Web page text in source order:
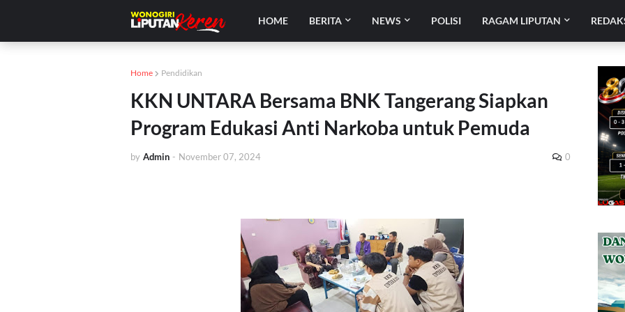
HOME BERITA NEWS POLISI RAGAM LIPUTAN
Home Pendidikan
KKN UNTARA Bersama BNK Tangerang Siapkan
Program Edukasi Anti Narkoba untuk Pemuda
by Admin - November 07, 2024 0